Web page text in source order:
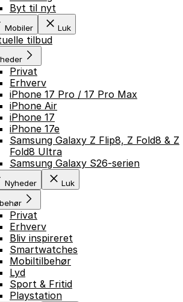
GÅ TIL INDHOLD
Byt til nyt
Mobiler Luk
tilbud
Privat
Erhverv
iPhone 17 Pro / 17 Pro Max
iPhone Air
iPhone 17
iPhone 17e
Samsung Galaxy Z Flip8, Z Fold8 & Z
Fold8 Ultra
Samsung Galaxy S26-serien
Nyheder Luk
Privat
Erhverv
Bliv inspireret
Smartwatches
Mobiltilbehør
Lyd
Sport & Fritid
Playstation